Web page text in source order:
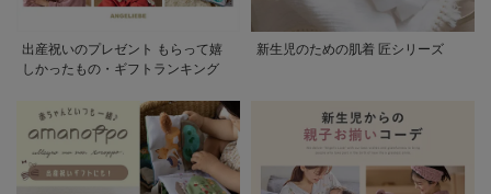
出産祝いのプレゼント もらって嬉
しかったもの・ギフトランキング
新生児のための肌着 匠シリーズ